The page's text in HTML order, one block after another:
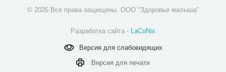
© 2026 Все права защищены. ООО "Здоровье малыша"
Разработка сайта - LaCoNix
Версия дляслабовидящих
Версия для печати